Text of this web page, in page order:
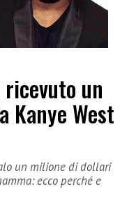
un
Kanye West
un milione di dollari
ecco perché e